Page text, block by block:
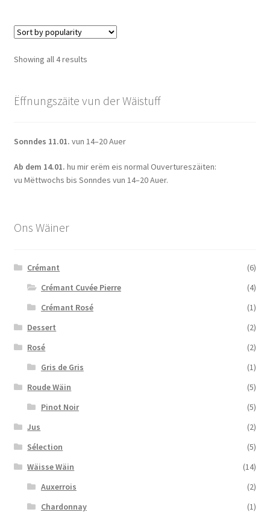
Showing all 4 resultsSorted
Ëffnungszäite vun der Wäistuff
Sonndes 11.01. vun 14–20 Auer
Ab dem 14.01. hu mir erëm eis normal Ouvertureszäiten:
vu Mëttwochs bis Sonndes vun 14–20 Auer.
Ons Wäiner
Crémant
(6)
Crémant Cuvée Pierre
(4)
Crémant Rosé
(1)
Dessert
(2)
Rosé
(2)
Gris de Gris
(1)
Roude Wäin
(5)
Pinot Noir
(5)
Jus
(2)
Sélection
(5)
Wäisse Wäin
(14)
Auxerrois
(2)
Chardonnay
(1)